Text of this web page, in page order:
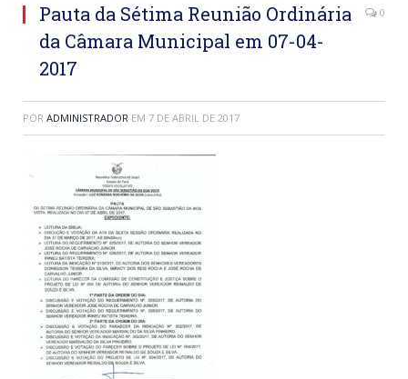
Pauta da Sétima Reunião Ordinária
da Câmara Municipal em 07-04-
2017
0
POR ADMINISTRADOR EM 7 DE ABRIL DE 2017